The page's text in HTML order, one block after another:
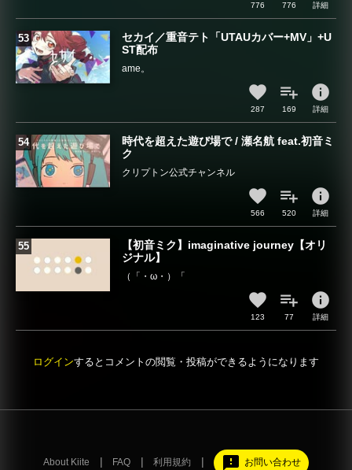
776 776 詳細
セカイ／重音テト「UTAUカバー+MV」+U
ST配布
ame。
287 169
info
詳細
時代を超えた遊び場で / 瀬名航 feat.初音ミ
ク
クリプトン公式チャンネル
566 520
info
詳細
【初音ミク】imaginative journey【オリ
ジナル】
（「・ω・）「
123 77
info
詳細
ログインするとコメントの閲覧・投稿ができるようになります
About Kiite FAQ 利用規約 feedback お問い合わせ